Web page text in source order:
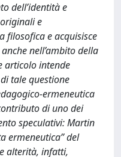
dell’identità e
e
filosofica e acquisisce
nell’ambito della
articolo intende
tale questione
ermeneutica
di uno dei
speculativi: Martin
ermeneutica” del
alterità, infatti,